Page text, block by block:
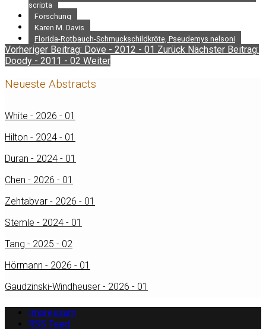
scripta
Forschung
Karen M. Davis
Florida-Rotbauch-Schmuckschildkröte, Pseudemys nelsoni
Vorheriger Beitrag: Dove - 2012 - 01 Zurück Nächster Beitrag:
Doody - 2011 - 02 Weiter
Neueste Abstracts
White - 2026 - 01
Hilton - 2024 - 01
Duran - 2024 - 01
Chen - 2026 - 01
Zehtabvar - 2026 - 01
Stemle - 2024 - 01
Tang - 2025 - 02
Hörmann - 2026 - 01
Gaudzinski-Windheuser - 2026 - 01
Impressum
RSS Feed